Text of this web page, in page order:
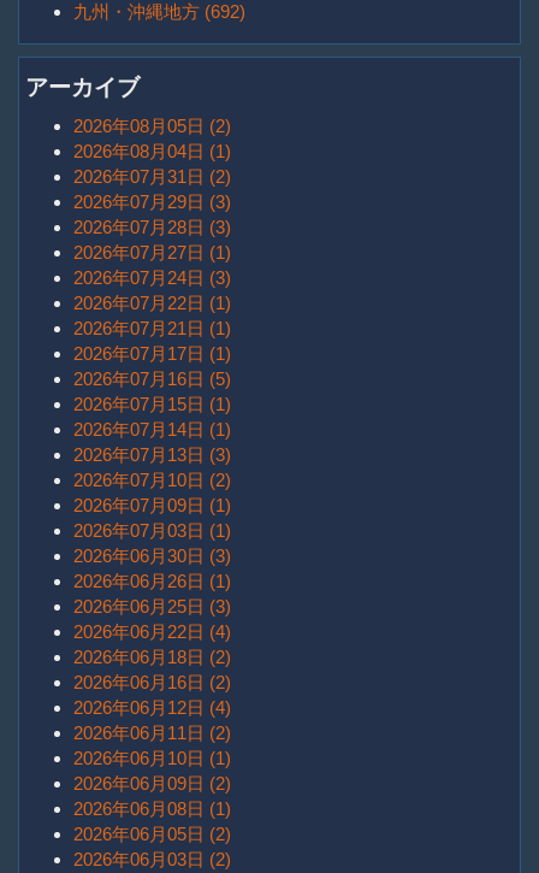
九州・沖縄地方 (692)
アーカイブ
2026年08月05日 (2)
2026年08月04日 (1)
2026年07月31日 (2)
2026年07月29日 (3)
2026年07月28日 (3)
2026年07月27日 (1)
2026年07月24日 (3)
2026年07月22日 (1)
2026年07月21日 (1)
2026年07月17日 (1)
2026年07月16日 (5)
2026年07月15日 (1)
2026年07月14日 (1)
2026年07月13日 (3)
2026年07月10日 (2)
2026年07月09日 (1)
2026年07月03日 (1)
2026年06月30日 (3)
2026年06月26日 (1)
2026年06月25日 (3)
2026年06月22日 (4)
2026年06月18日 (2)
2026年06月16日 (2)
2026年06月12日 (4)
2026年06月11日 (2)
2026年06月10日 (1)
2026年06月09日 (2)
2026年06月08日 (1)
2026年06月05日 (2)
2026年06月03日 (2)